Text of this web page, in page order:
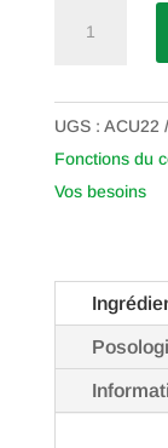
UGS : ACU22
Fonctions du
Vos besoins